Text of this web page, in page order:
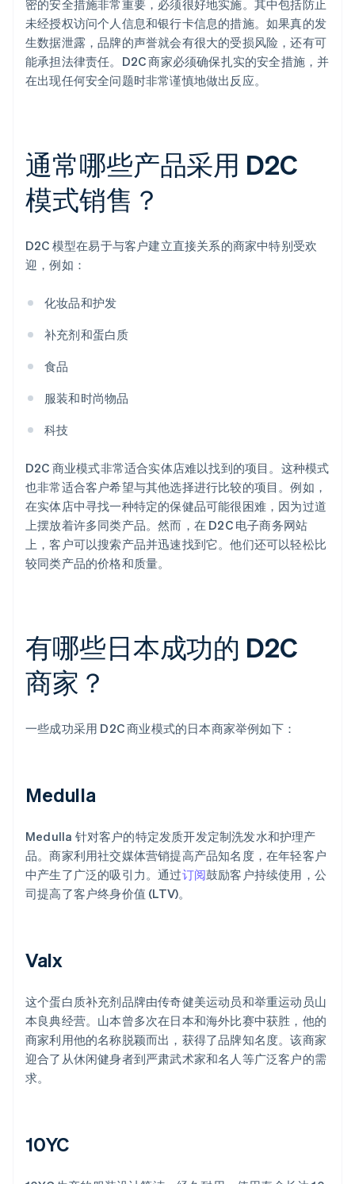
密的安全措施非常重要，必须很好地实施。其中包括防止
未经授权访问个人信息和银行卡信息的措施。如果真的发
生数据泄露，品牌的声誉就会有很大的受损风险，还有可
能承担法律责任。D2C 商家必须确保扎实的安全措施，并
在出现任何安全问题时非常谨慎地做出反应。
通常哪些产品采用 D2C
模式销售？
D2C 模型在易于与客户建立直接关系的商家中特别受欢
迎，例如：
化妆品和护发
补充剂和蛋白质
食品
服装和时尚物品
科技
D2C 商业模式非常适合实体店难以找到的项目。这种模式
也非常适合客户希望与其他选择进行比较的项目。例如，
在实体店中寻找一种特定的保健品可能很困难，因为过道
上摆放着许多同类产品。然而，在 D2C 电子商务网站
上，客户可以搜索产品并迅速找到它。他们还可以轻松比
较同类产品的价格和质量。
有哪些日本成功的 D2C
商家？
一些成功采用 D2C 商业模式的日本商家举例如下：
Medulla
Medulla 针对客户的特定发质开发定制洗发水和护理产
品。商家利用社交媒体营销提高产品知名度，在年轻客户
中产生了广泛的吸引力。通过订阅鼓励客户持续使用，公
司提高了客户终身价值 (LTV)。
Valx
这个蛋白质补充剂品牌由传奇健美运动员和举重运动员山
本良典经营。山本曾多次在日本和海外比赛中获胜，他的
商家利用他的名称脱颖而出，获得了品牌知名度。该商家
迎合了从休闲健身者到严肃武术家和名人等广泛客户的需
求。
10YC